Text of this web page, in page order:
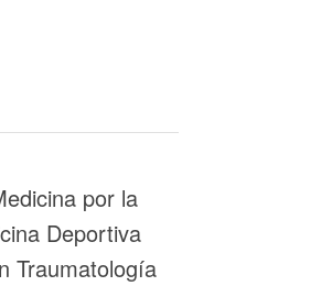
por la
Deportiva
Traumatología